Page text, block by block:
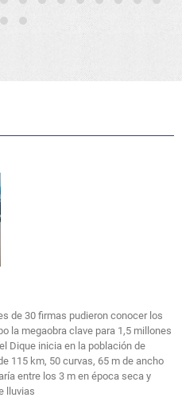
de 30 firmas pudieron conocer los
la megaobra clave para 1,5 millones
Dique inicia en la población de
115 km, 50 curvas, 65 m de ancho
entre los 3 m en época seca y
lluvias